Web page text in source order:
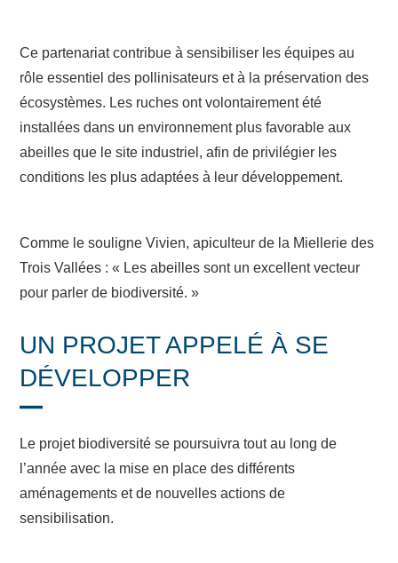
Ce partenariat contribue à sensibiliser les équipes au
rôle essentiel des pollinisateurs et à la préservation des
écosystèmes. Les ruches ont volontairement été
installées dans un environnement plus favorable aux
abeilles que le site industriel, afin de privilégier les
conditions les plus adaptées à leur développement.
Comme le souligne Vivien, apiculteur de la Miellerie des
Trois Vallées : « Les abeilles sont un excellent vecteur
pour parler de biodiversité. »
UN PROJET APPELÉ À SE
DÉVELOPPER
Le projet biodiversité se poursuivra tout au long de
l’année avec la mise en place des différents
aménagements et de nouvelles actions de
sensibilisation.